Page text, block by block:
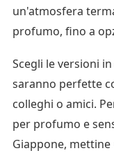
un'atmosfera
profumo, fino a
Scegli le versioni
saranno perfette
colleghi o amici.
per profumo e
Giappone,